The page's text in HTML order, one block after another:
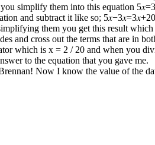
simplify them into this equation
and subtract it like so;
them you get this result which
and cross out the terms that are in
which is x = 2 / 20 and when you
to the equation that you gave me.
Now I know the value of the